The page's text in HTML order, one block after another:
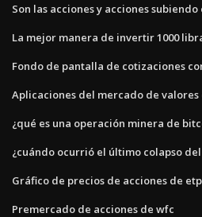
Son las acciones y acciones
La mejor manera de invertir 1000
Fondo de pantalla de cotizaciones
Aplicaciones del mercado de valores
¿qué es una operación minera de
¿cuándo ocurrió el último colapso
Gráfico de precios de acciones de etp
Premercado de acciones de wfc